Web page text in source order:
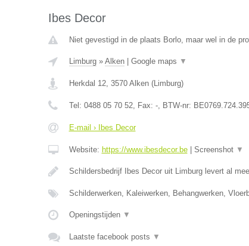
Ibes Decor
Niet gevestigd in de plaats Borlo, maar wel in de
Limburg» Alken| Google maps ▼
Herkdal 12, 3570 Alken(Limburg)
Tel: 0488 05 70 52, Fax: -, BTW-nr:
E-mail › Ibes Decor
Website: https://www.ibesdecor.be| Screenshot ▼
Schildersbedrijf Ibes Decor uit Limburg levert al
Schilderwerken, Kaleiwerken, Behangwerken,
Openingstijden ▼
Laatste facebook posts ▼